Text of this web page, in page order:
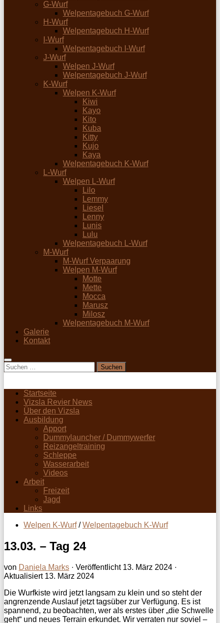
G-Wurf
Welpentagebuch G-Wurf
H-Wurf
Welpentagebuch H-Wurf
I-Wurf
Welpentagebuch I-Wurf
J-Wurf
Welpen J-Wurf
Welpentagebuch J-Wurf
K-Wurf
Welpen K-Wurf
Kiwi
Kayo
Kito
Kuba
Kitty
Kujo
Kaya
Welpentagebuch K-Wurf
L-Wurf
Welpen L-Wurf
Lilo
Lemmy
Liesel
Lenny
Lunis
Lulu
Welpentagebuch L-Wurf
M-Wurf
M-Wurf Verpaarung
Welpen M-Wurf
Motte
Mette
Mocca
Marusz
Milosz
Welpentagebuch M-Wurf
Galerie
Kontakt
Suchen
nach:
Startseite
Vizsla Revier News
Über den Vizsla
Ausbildung
Apport
Dummylauncher / Dummywerfer
Reizangeltraining
Schleppe
Wasserarbeit
Videos
Arbeit
Freizeit
Jagd
Links
Welpen K-Wurf / Welpentagebuch K-Wurf
13.03. – Tag 24
von Daniela Marks · Veröffentlicht 13. März 2024 ·
Aktualisiert 13. März 2024
Die Wurfkiste wird jetzt langsam zu klein und so steht der
angrenzende Auslauf jetzt tagsüber zur Verfügung. Es ist
spannend, zu beobachten, wer als erstes über „die Schwelle
geht“ und neues Terrain erkundet. Wir verraten nur soviel –